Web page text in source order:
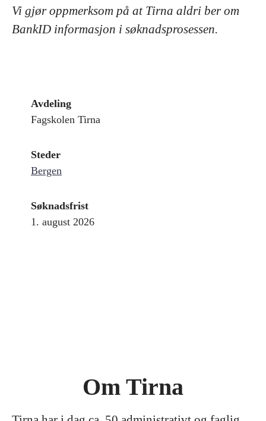
Vi gjør oppmerksom på at Tirna aldri ber om
BankID informasjon i søknadsprosessen.
Avdeling
Fagskolen Tirna
Steder
Bergen
Søknadsfrist
1. august 2026
Om Tirna